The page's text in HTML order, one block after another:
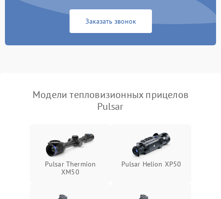
Повреждение системы
защиты от перегрузок
1500 ₽
автоматического
1500 ₽ Подробнее →
Неисправность системы
защиты от
перенапряжения
Подробнее →
защиты от замыкания
Заказать звонок
Модели тепловизионных прицелов
Pulsar
Pulsar Thermion
XM50
Pulsar Helion XP50